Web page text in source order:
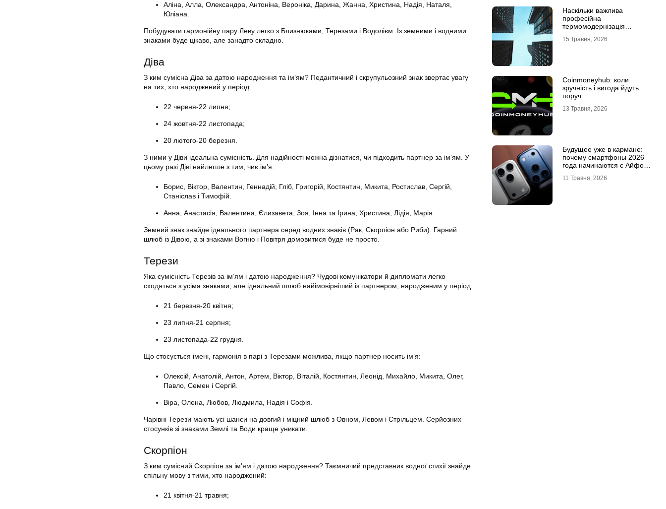
Аліна, Алла, Олександра, Антоніна, Вероніка, Дарина, Жанна, Христина, Надія, Наталя,
Юліана.
Побудувати гармонійну пару Леву легко з Близнюками, Терезами і Водолієм. Із земними і водними
знаками буде цікаво, але занадто складно.
Діва
З ким сумісна Діва за датою народження та ім’ям? Педантичний і скрупульозний знак звертає увагу
на тих, хто народжений у період:
22 червня-22 липня;
24 жовтня-22 листопада;
20 лютого-20 березня.
З ними у Діви ідеальна сумісність. Для надійності можна дізнатися, чи підходить партнер за ім’ям. У
цьому разі Діві найлегше з тим, чиє ім’я:
Борис, Віктор, Валентин, Геннадій, Гліб, Григорій, Костянтин, Микита, Ростислав, Сергій,
Станіслав і Тимофій.
Анна, Анастасія, Валентина, Єлизавета, Зоя, Інна та Ірина, Христина, Лідія, Марія.
Земний знак знайде ідеального партнера серед водних знаків (Рак, Скорпіон або Риби). Гарний
шлюб із Дівою, а зі знаками Вогню і Повітря домовитися буде не просто.
Терези
Яка сумісність Терезів за ім’ям і датою народження? Чудові комунікатори й дипломати легко
сходяться з усіма знаками, але ідеальний шлюб найімовірніший із партнером, народженим у період:
21 березня-20 квітня;
23 липня-21 серпня;
23 листопада-22 грудня.
Що стосується імені, гармонія в парі з Терезами можлива, якщо партнер носить ім’я:
Олексій, Анатолій, Антон, Артем, Віктор, Віталій, Костянтин, Леонід, Михайло, Микита, Олег,
Павло, Семен і Сергій.
Віра, Олена, Любов, Людмила, Надія і Софія.
Чарівні Терези мають усі шанси на довгий і міцний шлюб з Овном, Левом і Стрільцем. Серйозних
стосунків зі знаками Землі та Води краще уникати.
Скорпіон
З ким сумісний Скорпіон за ім’ям і датою народження? Таємничий представник водної стихії знайде
спільну мову з тими, хто народжений:
21 квітня-21 травня;
Наскільки важлива
професійна
термомодернізація
15 Травня, 2026
Coinmoneyhub: коли
зручність і вигода йдуть
поруч
13 Травня, 2026
Будущее уже в кармане:
почему смартфоны 2026
года начинаются с Айфон
11 Травня, 2026